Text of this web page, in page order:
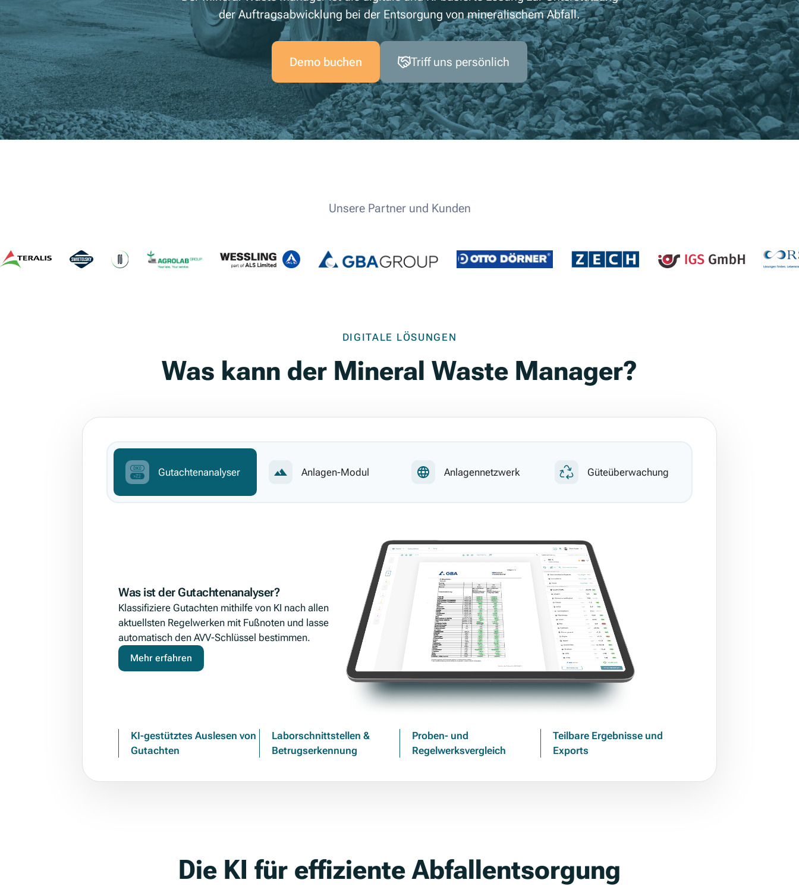
der Auftragsabwicklung bei der Entsorgung von mineralischem Abfall.
Demo buchen Triff uns persönlich
Unsere Partner und Kunden
DIGITALE LÖSUNGEN
Was kann der Mineral Waste Manager?
Gutachtenanalyser Anlagen-Modul Anlagennetzwerk Güteüberwachung
Was ist der Gutachtenanalyser?
Klassifiziere Gutachten mithilfe von KI nach allen
aktuellsten Regelwerken mit Fußnoten und lasse
automatisch den AVV-Schlüssel bestimmen.
Mehr erfahren
KI-gestütztes Auslesen von
Gutachten
Laborschnittstellen &
Betrugserkennung
Proben- und
Regelwerksvergleich
Teilbare Ergebnisse und
Exports
Die KI für effiziente Abfallentsorgung